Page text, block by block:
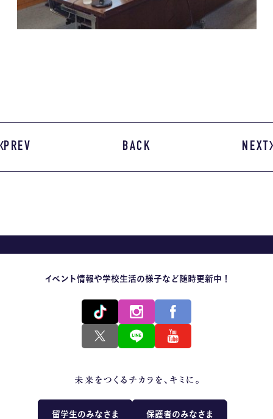
PREV BACK NEXT
イベント情報や学校生活の様子など随時更新中！
留学生のみなさま 保護者のみなさま